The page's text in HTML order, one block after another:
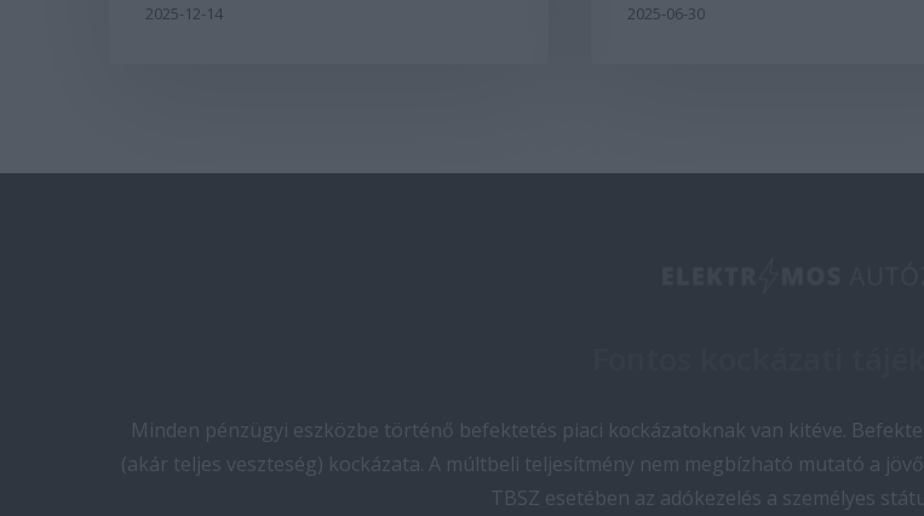
2025-12-14 2025-06-30
Minden pénzügyi eszközbe történő befektetés piaci kockázatoknak van kitéve.
(akár teljes veszteség) kockázata. A múltbeli teljesítmény nem megbízható mutató a
TBSZ esetében az adókezelés a személyes